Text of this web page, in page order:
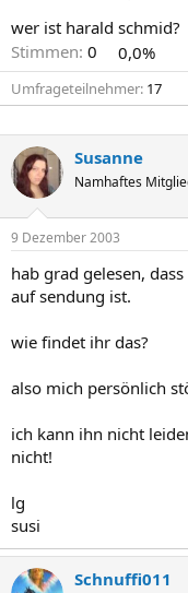
wer ist harald schmid?
Stimmen: 0 0,0%
Umfrageteilnehmer 17
Susanne
Namhaftes
9 Dezember 2003
hab grad gelesen,
auf sendung ist.
wie findet ihr das?
also mich persönlich
ich kann ihn nicht
nicht!
lg
susi
Schnuffi011